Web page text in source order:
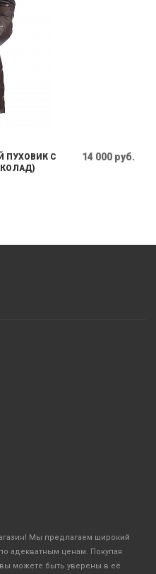
С
14 000 руб.
Мы предлагаем широкий
адекватным ценам. Покупая
можете быть уверены в её